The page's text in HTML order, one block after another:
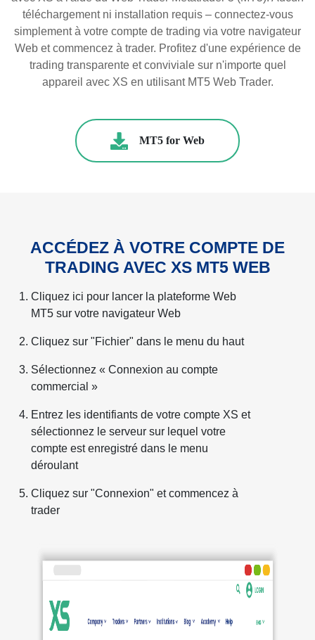
téléchargement ni installation requis – connectez-vous
simplement à votre compte de trading via votre navigateur
Web et commencez à trader. Profitez d'une expérience de
trading transparente et conviviale sur n'importe quel
appareil avec XS en utilisant MT5 Web Trader.
MT5 for Web
ACCÉDEZ À VOTRE COMPTE DE
TRADING AVEC XS MT5 WEB
Cliquez ici pour lancer la plateforme Web
MT5 sur votre navigateur Web
Cliquez sur "Fichier" dans le menu du haut
Sélectionnez « Connexion au compte
commercial »
Entrez les identifiants de votre compte XS et
sélectionnez le serveur sur lequel votre
compte est enregistré dans le menu
déroulant
Cliquez sur "Connexion" et commencez à
trader